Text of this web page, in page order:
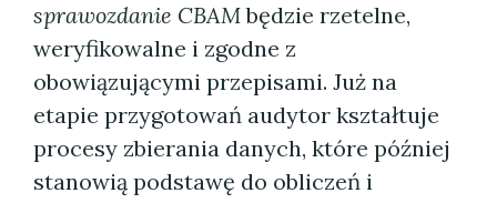
sprawozdanie CBAMbędzie rzetelne,
weryfikowalne i zgodne z
obowiązującymi przepisami. Już na
etapie przygotowań audytor kształtuje
procesy zbierania danych, które później
stanowią podstawę do obliczeń i